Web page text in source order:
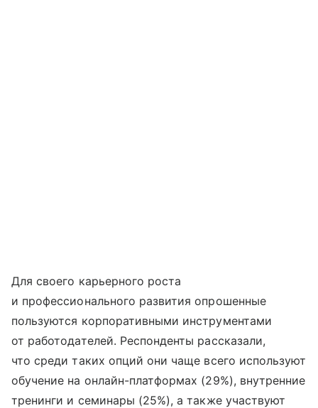
Для своего карьерного роста
и профессионального развития опрошенные
пользуются корпоративными инструментами
от работодателей. Респонденты рассказали,
что среди таких опций они чаще всего используют
обучение на онлайн-платформах (29%), внутренние
тренинги и семинары (25%), а также участвуют